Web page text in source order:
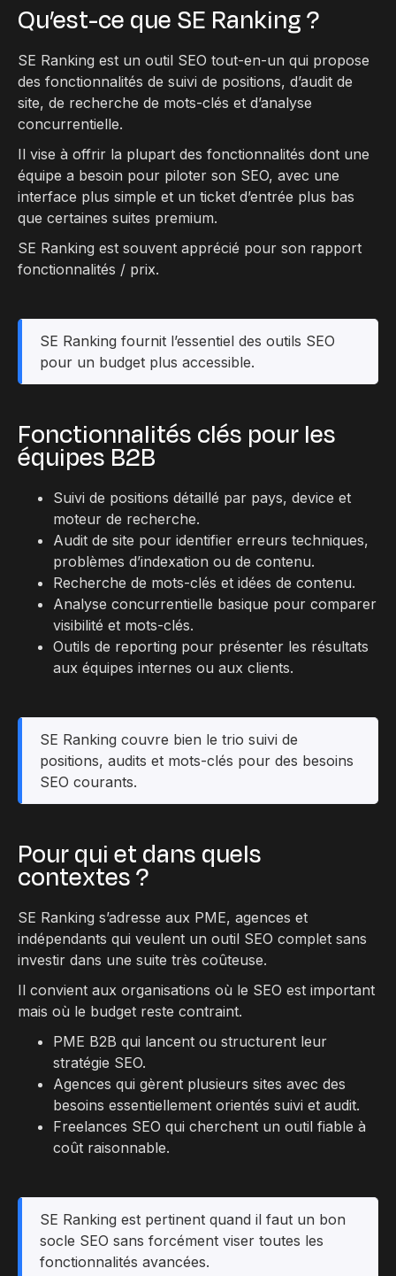
Qu’est-ce que SE Ranking ?
SE Ranking est un outil SEO tout-en-un qui propose
des fonctionnalités de suivi de positions, d’audit de
site, de recherche de mots-clés et d’analyse
concurrentielle.
Il vise à offrir la plupart des fonctionnalités dont une
équipe a besoin pour piloter son SEO, avec une
interface plus simple et un ticket d’entrée plus bas
que certaines suites premium.
SE Ranking est souvent apprécié pour son rapport
fonctionnalités / prix.
SE Ranking fournit l’essentiel des outils SEO
pour un budget plus accessible.
Fonctionnalités clés pour les
équipes B2B
Suivi de positions détaillé par pays, device et
moteur de recherche.
Audit de site pour identifier erreurs techniques,
problèmes d’indexation ou de contenu.
Recherche de mots-clés et idées de contenu.
Analyse concurrentielle basique pour comparer
visibilité et mots-clés.
Outils de reporting pour présenter les résultats
aux équipes internes ou aux clients.
SE Ranking couvre bien le trio suivi de
positions, audits et mots-clés pour des besoins
SEO courants.
Pour qui et dans quels
contextes ?
SE Ranking s’adresse aux PME, agences et
indépendants qui veulent un outil SEO complet sans
investir dans une suite très coûteuse.
Il convient aux organisations où le SEO est important
mais où le budget reste contraint.
PME B2B qui lancent ou structurent leur
stratégie SEO.
Agences qui gèrent plusieurs sites avec des
besoins essentiellement orientés suivi et audit.
Freelances SEO qui cherchent un outil fiable à
coût raisonnable.
SE Ranking est pertinent quand il faut un bon
socle SEO sans forcément viser toutes les
fonctionnalités avancées.